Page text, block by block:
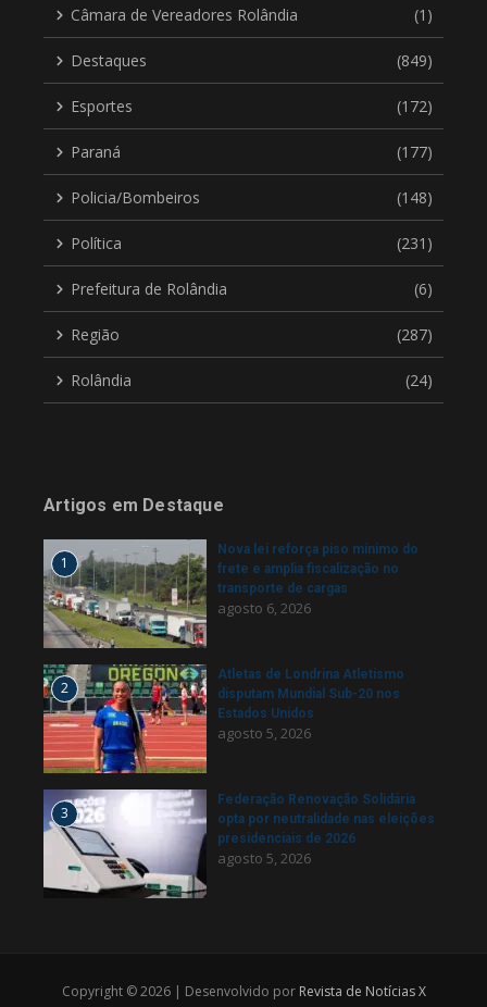
Câmara de Vereadores Rolândia (1)
Destaques (849)
Esportes (172)
Paraná (177)
Policia/Bombeiros (148)
Política (231)
Prefeitura de Rolândia (6)
Região (287)
Rolândia (24)
Artigos em Destaque
1
Nova lei reforça piso mínimo do
frete e amplia fiscalização no
transporte de cargas
agosto 6, 2026
2
Atletas de Londrina Atletismo
disputam Mundial Sub-20 nos
Estados Unidos
agosto 5, 2026
3
Federação Renovação Solidária
opta por neutralidade nas eleições
presidenciais de 2026
agosto 5, 2026
Copyright © 2026 | Desenvolvido por Revista de Notícias X